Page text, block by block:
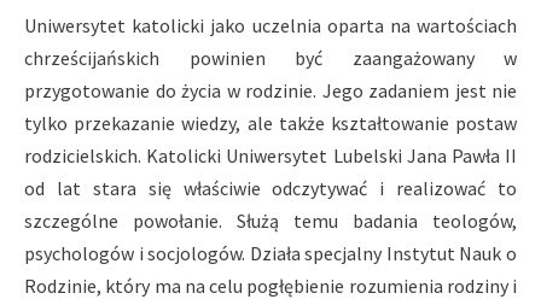
Uniwersytet katolicki jako uczelnia oparta na wartościach
chrześcijańskich powinien być zaangażowany w
przygotowanie do życia w rodzinie. Jego zadaniem jest nie
tylko przekazanie wiedzy, ale także kształtowanie postaw
rodzicielskich. Katolicki Uniwersytet Lubelski Jana Pawła II
od lat stara się właściwie odczytywać i realizować to
szczególne powołanie. Służą temu badania teologów,
psychologów i socjologów. Działa specjalny Instytut Nauk o
Rodzinie, który ma na celu pogłębienie rozumienia rodziny i